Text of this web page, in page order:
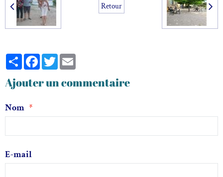
Retour
PartagerFacebook
Twitter
Ajouter un commentaire
Nom
E-mail